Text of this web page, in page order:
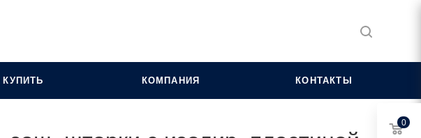
КУПИТЬ КОМПАНИЯ КОНТАКТЫ
0